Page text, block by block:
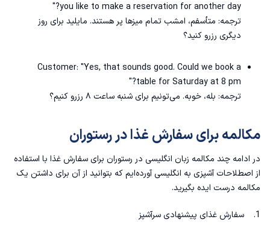
you like to make a reservation for another day?"
ترجمه: متأسفم، امشب تمام میزها پر هستند. مایلید برای روز
دیگری رزرو کنید؟
Customer: "Yes, that sounds good. Could we book a
table for Saturday at 8 pm?"
ترجمه: بله، خوبه. می‌تونیم برای شنبه ساعت ۸ رزرو کنیم؟
مکالمه برای سفارش غذا در رستوران
در ادامه چند مکالمه زبان انگلیسی در رستوران برای سفارش غذا با استفاده
از اصطلاحات آشپزی به انگلیسیآورده‌ایم که بتوانید از آن برای داشتن یک
مکالمه درست ایده بگیرید.
1. سفارش غذای پیشنهادی سرآشپز